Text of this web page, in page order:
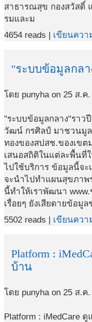
สาธารณสุข กองสวัสดิ์
รมและม
4654 reads | เขียนควา
"ระบบข้อมูลกลา
โดย punyha on 25 ส.ค.
"ระบบข้อมูลกลาง"ราว
วัฒน์ กรศิลป์ มาชวนมู
ทองของสปสช.ของเข
เสนอสถิติในแต่ละพื้นที่
ไปใช้บริการ ข้อมูลนี้จ
จะนำไปทำแผนสุขภา
นี้ทำให้เราพัฒนา
เรื่อยๆ ยังเสียดายข้อมูล
5502 reads | เขียนควา
Platform :
บ้าน
โดย punyha on 25 ส.ค.
Platform : iMedCare